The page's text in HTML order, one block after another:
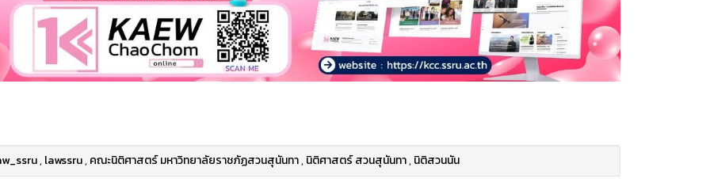
,lawssru,คณะนิติศาสตร์ มหาวิทยาลัยราชภัฏสวนสุนันทา,นิติศาสตร์ สวนสุนันทา,นิติสวนนัน